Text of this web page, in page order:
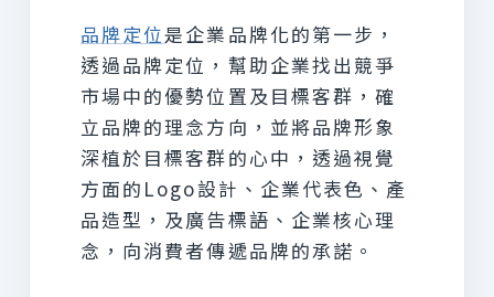
品牌定位是企業品牌化的第一步，
透過品牌定位，幫助企業找出競爭
市場中的優勢位置及目標客群，確
立品牌的理念方向，並將品牌形象
深植於目標客群的心中，透過視覺
方面的Logo設計、企業代表色、產
品造型，及廣告標語、企業核心理
念，向消費者傳遞品牌的承諾。